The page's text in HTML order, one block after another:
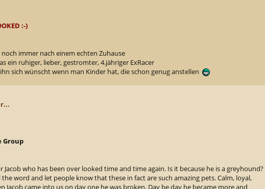
:-)
noch immer nach einem echten Zuhause
ein ruhiger, lieber, gestromter, 4.jähriger ExRacer
sich wünscht wenn man Kinder hat, die schon genug anstellen
Group
Jacob who has been over looked time and time again. Is it because he is a greyhound?
word and let people know that these in fact are such amazing pets. Calm, loyal,